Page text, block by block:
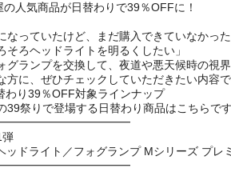
の人気商品が日替わりで39％OFFに！
なっていたけど、まだ購入できていなかった
そろヘッドライトを明るくしたい」
グランプを交換して、夜道や悪天候時の視
方に、ぜひチェックしていただきたい内容
わり39％OFF対象ラインナップ
39祭りで登場する日替わり商品はこちらです
弾
ッドライト／フォグランプ Mシリーズ プレ